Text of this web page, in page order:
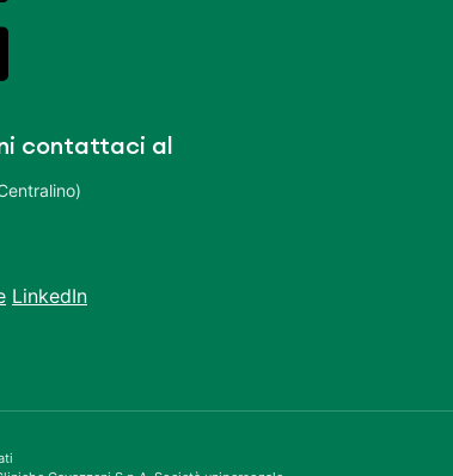
contattaci al
LinkedIn